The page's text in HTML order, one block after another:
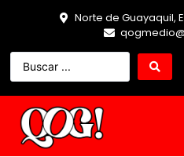
Norte de Guayaquil,